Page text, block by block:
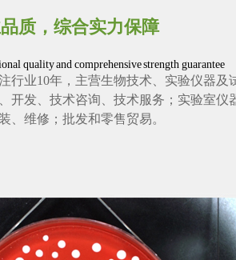
质，综合实力保障
quality and comprehensive strength guarantee
行业10年，主营生物技术、实验仪器及
开发、技术咨询、技术服务；实验室仪
、维修；批发和零售贸易。